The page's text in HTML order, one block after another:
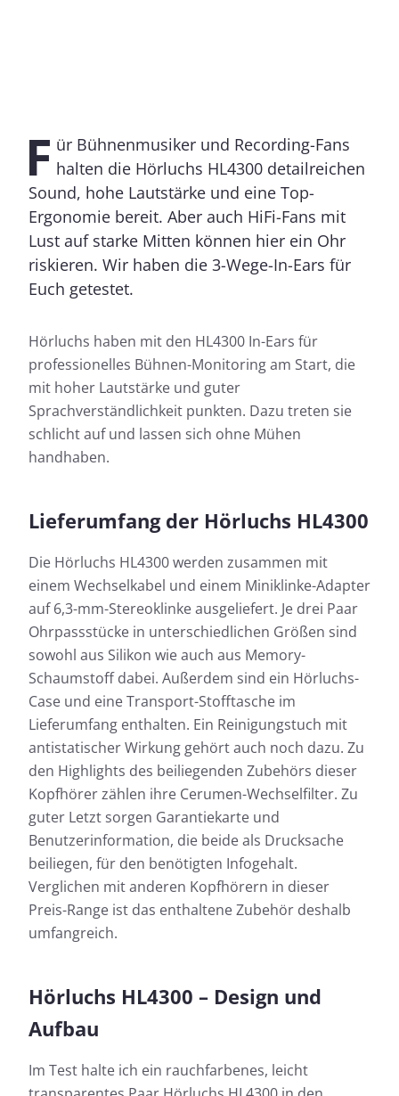
F ür Bühnenmusiker und Recording-Fans
halten die Hörluchs HL4300 detailreichen
Sound, hohe Lautstärke und eine Top-
Ergonomie bereit. Aber auch HiFi-Fans mit
Lust auf starke Mitten können hier ein Ohr
riskieren. Wir haben die 3-Wege-In-Ears für
Euch getestet.
Hörluchs haben mit den HL4300 In-Ears für
professionelles Bühnen-Monitoring am Start, die
mit hoher Lautstärke und guter
Sprachverständlichkeit punkten. Dazu treten sie
schlicht auf und lassen sich ohne Mühen
handhaben.
Lieferumfang der Hörluchs HL4300
Die Hörluchs HL4300 werden zusammen mit
einem Wechselkabel und einem Miniklinke-Adapter
auf 6,3-mm-Stereoklinke ausgeliefert. Je drei Paar
Ohrpassstücke in unterschiedlichen Größen sind
sowohl aus Silikon wie auch aus Memory-
Schaumstoff dabei. Außerdem sind ein Hörluchs-
Case und eine Transport-Stofftasche im
Lieferumfang enthalten. Ein Reinigungstuch mit
antistatischer Wirkung gehört auch noch dazu. Zu
den Highlights des beiliegenden Zubehörs dieser
Kopfhörer zählen ihre Cerumen-Wechselfilter. Zu
guter Letzt sorgen Garantiekarte und
Benutzerinformation, die beide als Drucksache
beiliegen, für den benötigten Infogehalt.
Verglichen mit anderen Kopfhörern in dieser
Preis-Range ist das enthaltene Zubehör deshalb
umfangreich.
Hörluchs HL4300 – Design und
Aufbau
Im Test halte ich ein rauchfarbenes, leicht